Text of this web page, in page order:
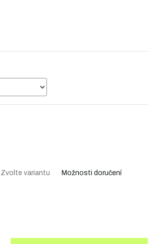
Zvolte variantu Možnosti doručení